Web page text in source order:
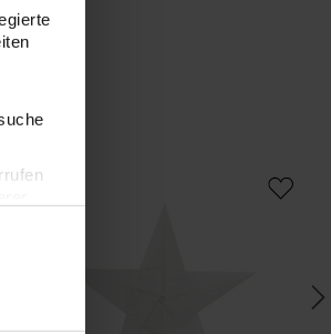
Rot-Gold
Paper Poetry Bascetta Origamipapiere